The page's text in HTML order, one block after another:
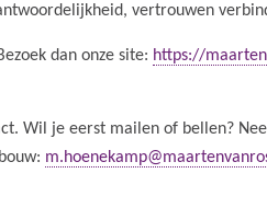
vertrouwen
dan onze site: https://
Wil je eerst mailen of bellen?